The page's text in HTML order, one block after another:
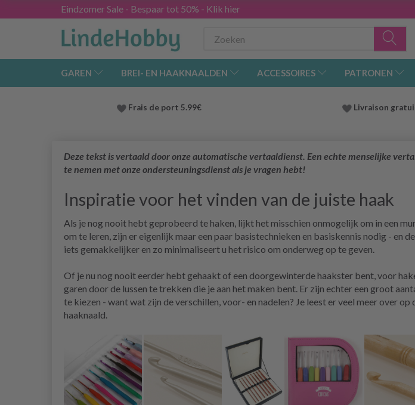
Eindzomer Sale - Bespaar tot 50% - Klik hier
GAREN BREI- EN HAAKNAALDEN ACCESSOIRES PATRONEN
Frais de port 5.99€ Livraison
Deze tekst is vertaald door onze automatische vertaaldienst. Een echte menselijke
te nemen met onze ondersteuningsdienst als je vragen hebt!
Inspiratie voor het vinden van de juiste haak
Als je nog nooit hebt geprobeerd te haken, lijkt het misschien onmogelijk om in een
om te leren, zijn er eigenlijk maar een paar basistechnieken en basiskennis nodig -
iets gemakkelijker en zo minimaliseert u het risico om onderweg op te geven.
Of je nu nog nooit eerder hebt gehaakt of een doorgewinterde haakster bent, voor
garen door de lussen te trekken die je aan het maken bent. Er zijn echter een groot
te kiezen - want wat zijn de verschillen, voor- en nadelen? Je leest er veel meer over
haaknaald.